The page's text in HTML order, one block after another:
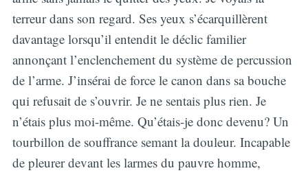
terreur dans son regard. Ses yeux s’écarquillèrent
davantage lorsqu’il entendit le déclic familier
annonçant l’enclenchement du système de percussion
de l’arme. J’insérai de force le canon dans sa bouche
qui refusait de s’ouvrir. Je ne sentais plus rien. Je
n’étais plus moi-même. Qu’étais-je donc devenu? Un
tourbillon de souffrance semant la douleur. Incapable
de pleurer devant les larmes du pauvre homme,